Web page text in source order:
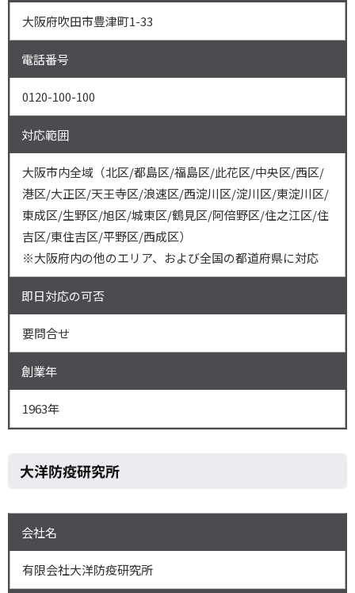
大阪府吹田市豊津町1-33
電話番号
0120-100-100
対応範囲
大阪市内全域（北区/都島区/福島区/此花区/中央区/西区/
港区/大正区/天王寺区/浪速区/西淀川区/淀川区/東淀川区/
東成区/生野区/旭区/城東区/鶴見区/阿倍野区/住之江区/住
吉区/東住吉区/平野区/西成区）
※大阪府内の他のエリア、および全国の都道府県に対応
即日対応の可否
要問合せ
創業年
1963年
大洋防疫研究所
会社名
有限会社大洋防疫研究所